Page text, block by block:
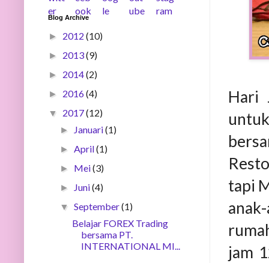
Hari
tapi
jam
Blog Archive
► 2012 (10)
► 2013(9)
► 2014(2)
► 2016(4)
▼ 2017(12)
► Januari(1)
►April(1)
► Mei(3)
► Juni(4)
▼September(1)
Belajar FOREX Trading
bersama PT.
INTERNATIONAL MI...